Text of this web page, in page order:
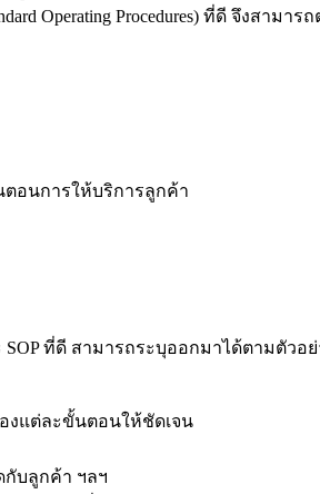
Operating Procedures) ที่ดี จึงสาม
ตอนการให้บริการลูกค้า
ที่ดี สามารถระบุออกมาได้ตามตัวอย่
งแต่ละขั้นตอนให้ชัดเจน
กับลูกค้า ฯลฯ